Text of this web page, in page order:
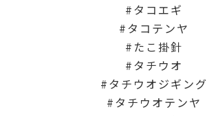
タコエギ
タコテンヤ
たこ掛針
タチウオ
タチウオジギング
タチウオテンヤ